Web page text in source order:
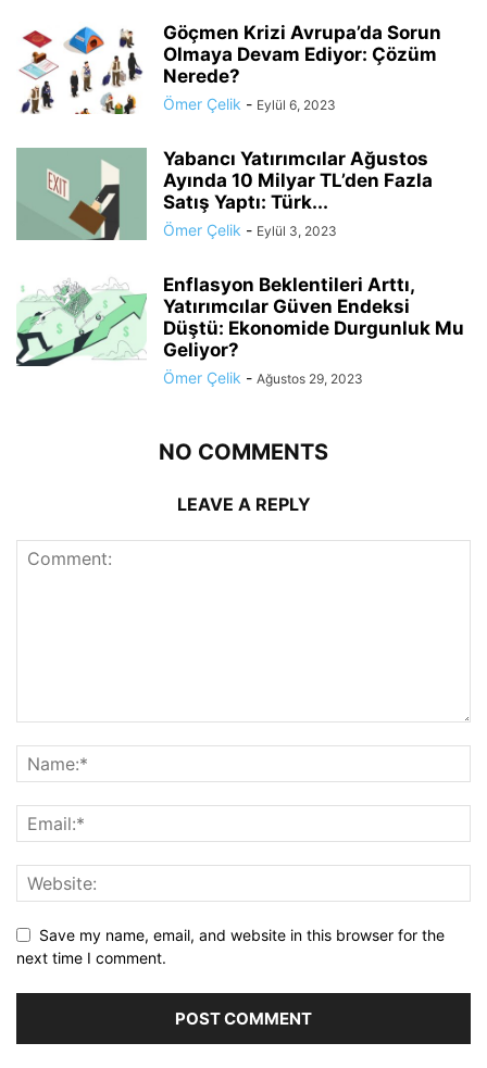
Göçmen Krizi Avrupa’da Sorun
Olmaya Devam Ediyor: Çözüm
Nerede?
Ömer Çelik - Eylül 6, 2023
Yabancı Yatırımcılar Ağustos
Ayında 10 Milyar TL’den Fazla
Satış Yaptı: Türk...
Ömer Çelik - Eylül 3, 2023
Enflasyon Beklentileri Arttı,
Yatırımcılar Güven Endeksi
Düştü: Ekonomide Durgunluk Mu
Geliyor?
Ömer Çelik - Ağustos 29, 2023
NO COMMENTS
LEAVE A REPLY
Save my name, email, and website in this browser for the
next time I comment.